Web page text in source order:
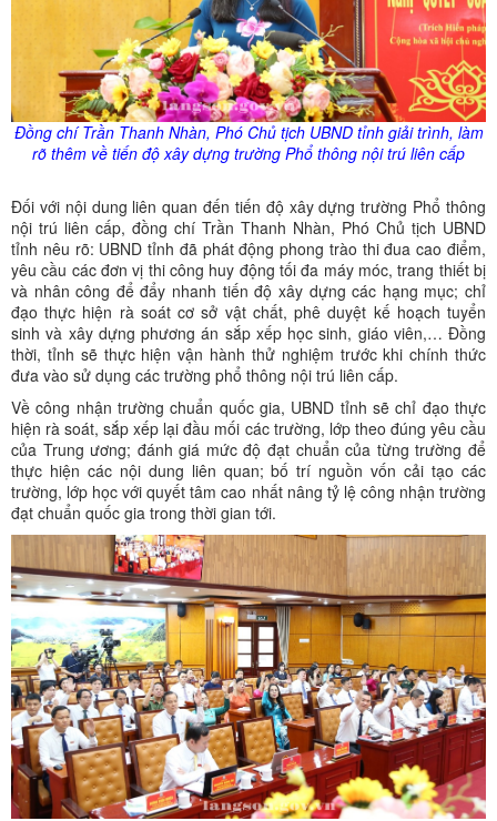
Đồng chí Trần Thanh Nhàn, Phó Chủ tịch UBND tỉnh giải trình, làm
rõ thêm về tiến độ xây dựng trường Phổ thông nội trú liên cấp
Đối với nội dung liên quan đến tiến độ xây dựng trường Phổ thông
nội trú liên cấp, đồng chí Trần Thanh Nhàn, Phó Chủ tịch UBND
tỉnh nêu rõ: UBND tỉnh đã phát động phong trào thi đua cao điểm,
yêu cầu các đơn vị thi công huy động tối đa máy móc, trang thiết bị
và nhân công để đẩy nhanh tiến độ xây dựng các hạng mục; chỉ
đạo thực hiện rà soát cơ sở vật chất, phê duyệt kế hoạch tuyển
sinh và xây dựng phương án sắp xếp học sinh, giáo viên,… Đồng
thời, tỉnh sẽ thực hiện vận hành thử nghiệm trước khi chính thức
đưa vào sử dụng các trường phổ thông nội trú liên cấp.
Về công nhận trường chuẩn quốc gia, UBND tỉnh sẽ chỉ đạo thực
hiện rà soát, sắp xếp lại đầu mối các trường, lớp theo đúng yêu cầu
của Trung ương; đánh giá mức độ đạt chuẩn của từng trường để
thực hiện các nội dung liên quan; bố trí nguồn vốn cải tạo các
trường, lớp học với quyết tâm cao nhất nâng tỷ lệ công nhận trường
đạt chuẩn quốc gia trong thời gian tới.